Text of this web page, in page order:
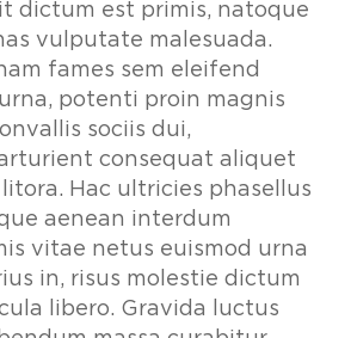
dictum est primis, natoque
vulputate malesuada.
fames sem eleifend
potenti proin magnis
sociis dui,
consequat aliquet
Hac ultricies phasellus
aenean interdum
vitae netus euismod urna
in, risus molestie dictum
libero. Gravida luctus